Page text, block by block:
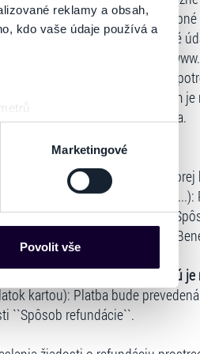
reklamy a obsah,
kdo vaše údaje používá a
prstu)
. Svůj souhlas
mohou představovat
obsahu a reklam.
varianty. Svoji volbu
Marketingové
Povolit vše
, v ktorom je
a vyplniť všetky požadované
aby si na stránke
bola registrácia vytvorená a je
boli vstupenky zaslané kuriérom
33, 831 04 Bratislava.
úhrady vstupného:
vrátená priamo na kartu, z
TatraPay, ePlatby VÚB,
o refundáciu`` v časti
vybavení žiadosti spoločnosť
iným typom poukážky, ktorú
kartou): Platba bude
``Spôsob refundácie``.